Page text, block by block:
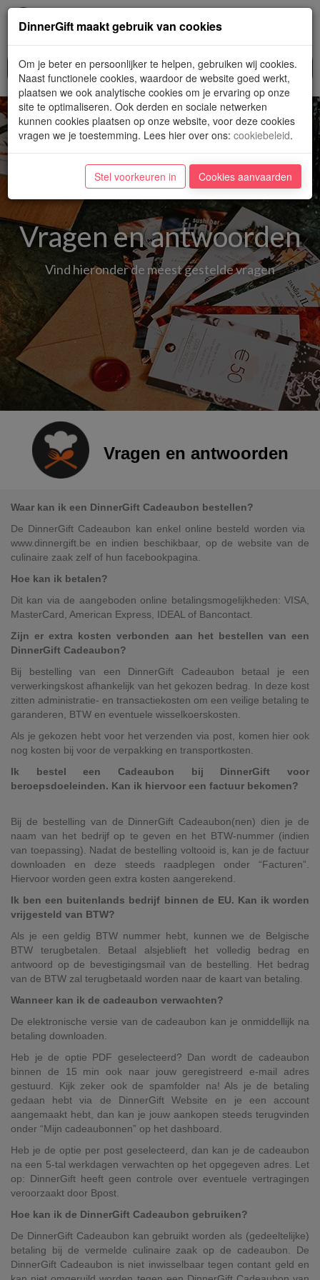
Vragen en antwoorden
Vind hieronder de meest gestelde vragen
Vragen en antwoorden
Waar kan ik een DinnerGift Cadeaubon bestellen?
De DinnerGift Cadeaubon kan enkel online besteld worden via ​
www.dinnergift.be en indien beschikbaar, op de website van de
culinaire zaak zelf of hun facebookpagina.
Hoe kan ik betalen?
Dit kan via de aangeboden online betalingsmogelijkheden: VISA,
MasterCard, American Express, IDEAL of Bancontact.
Zijn er extra kosten verbonden aan het bestellen van een
DinnerGift Cadeaubon?
Bij bestelling van een DinnerGift Cadeaubon betaal je een
verwerkingskost afhankelijk van het gekozen bedrag. In deze kost
zitten administratie- en transactiekosten om een veilige betaling te
garanderen, BTW en eventuele wisselkoerskosten.
Als je gekozen hebt voor het verzenden via post, komen hier ook
nog kosten bij voor de verpakking en transportkosten.
Ik bestel een Cadeaubon bij DinnerGift voor
beroepsdoeleinden. Kan ik hiervoor een factuur bekomen?
Bij de bestelling van de DinnerGift Cadeaubon(nen) dien je de
naam van het bedrijf op te geven en het BTW-nummer (indien
van toepassing). Nadat de bestelling voltooid is, kan je de factuur
downloaden en deze steeds raadplegen onder “Facturen”.
Hiervoor worden geen extra kosten aangerekend.
Ik ben een buitenlands bedrijf binnen de EU. Kan ik worden
vrijgesteld van BTW?
Als je een geldig BTW nummer hebt, kunnen we de Belgische
BTW terugbetalen. Betaal alsjeblieft het volledig bedrag en
antwoord op de bevestigingsmail van de bestelling. Het bedrag
van de BTW zal terugbetaald worden naar de kaart van betaling.
Wanneer kan ik de cadeaubon verwachten?
De elektronische versie van de cadeaubon kan je onmiddellijk na
betaling downloaden.
Heb je de optie ​PDF geselecteerd? Dan wordt de cadeaubon
binnen de 15 min ook naar jouw geregistreerd e-mail adres
gestuurd. Kijk zeker ook de spamfolder na! Als je de betaling
gedaan hebt via de DinnerGift Website en je een account
aangemaakt hebt, dan kan je jouw aankopen steeds terugvinden
onder “Mijn cadeaubonnen” op het dashboard.
Heb je de optie ​per post ​geselecteerd, dan kan je de cadeaubon
na een 5-tal werkdagen verwachten op het opgegeven adres. Let
op: DinnerGift heeft geen controle over eventuele vertragingen
veroorzaakt door Bpost.
Hoe kan ik de DinnerGift Cadeaubon gebruiken?
De DinnerGift Cadeaubon kan gebruikt worden als (gedeeltelijke)
betaling bij de vermelde culinaire zaak op de cadeaubon. De
DinnerGift Cadeaubon is niet inwisselbaar tegen contant geld en
DinnerGift maakt gebruik van cookies
Om je beter en persoonlijker te helpen, gebruiken wij cookies.
Naast functionele cookies, waardoor de website goed werkt,
plaatsen we ook analytische cookies om je ervaring op onze
site te optimaliseren. Ook derden en sociale netwerken
kunnen cookies plaatsen op onze website, voor deze cookies
vragen we je toestemming. Lees hier over ons: cookiebeleid.
Stel voorkeuren in Cookies aanvaarden